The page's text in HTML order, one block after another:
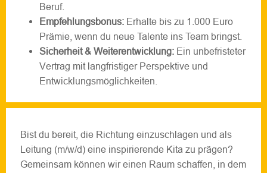
Beruf.
Empfehlungsbonus: Erhalte bis zu 1.000 Euro
Prämie, wenn du neue Talente ins Team bringst.
Sicherheit & Weiterentwicklung: Ein unbefristeter
Vertrag mit langfristiger Perspektive und
Entwicklungsmöglichkeiten.
Bist du bereit, die Richtung einzuschlagen und als
Leitung (m/w/d) eine inspirierende Kita zu prägen?
Gemeinsam können wir einen Raum schaffen, in dem